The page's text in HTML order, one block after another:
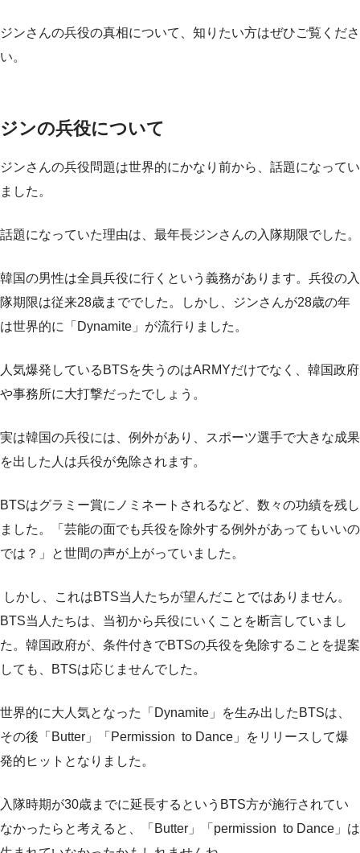
ジンさんの兵役の真相について、知りたい方はぜひご覧くださ
い。
ジンの兵役について
ジンさんの兵役問題は世界的にかなり前から、話題になってい
ました。
話題になっていた理由は、最年長ジンさんの入隊期限でした。
韓国の男性は全員兵役に行くという義務があります。兵役の入
隊期限は従来28歳まででした。しかし、ジンさんが28歳の年
は世界的に「Dynamite」が流行りました。
人気爆発しているBTSを失うのはARMYだけでなく、韓国政府
や事務所に大打撃だったでしょう。
実は韓国の兵役には、例外があり、スポーツ選手で大きな成果
を出した人は兵役が免除されます。
BTSはグラミー賞にノミネートされるなど、数々の功績を残し
ました。「芸能の面でも兵役を除外する例外があってもいいの
では？」と世間の声が上がっていました。
しかし、これはBTS当人たちが望んだことではありません。
BTS当人たちは、当初から兵役にいくことを断言していまし
た。韓国政府が、条件付きでBTSの兵役を免除することを提案
しても、BTSは応じませんでした。
世界的に大人気となった「Dynamite」を生み出したBTSは、
その後「Butter」「Permission to Dance」をリリースして爆
発的ヒットとなりました。
入隊時期が30歳までに延長するというBTS方が施行されてい
なかったらと考えると、「Butter」「permission to Dance」は